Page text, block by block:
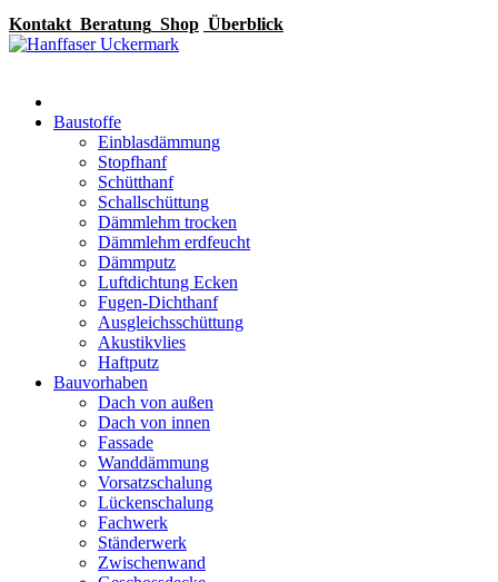
Kontakt Beratung Shop Überblick
Baustoffe
Einblasdämmung
Stopfhanf
Schütthanf
Schallschüttung
Dämmlehm trocken
Dämmlehm erdfeucht
Dämmputz
Luftdichtung Ecken
Fugen-Dichthanf
Ausgleichsschüttung
Akustikvlies
Haftputz
Bauvorhaben
Dach von außen
Dach von innen
Fassade
Wanddämmung
Vorsatzschalung
Lückenschalung
Fachwerk
Ständerwerk
Zwischenwand